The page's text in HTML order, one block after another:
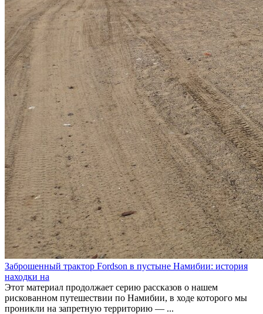
Заброшенный трактор Fordson в пустыне Намибии: история
находки на
Этот материал продолжает серию рассказов о нашем
рискованном путешествии по Намибии, в ходе которого мы
проникли на запретную территорию — ...